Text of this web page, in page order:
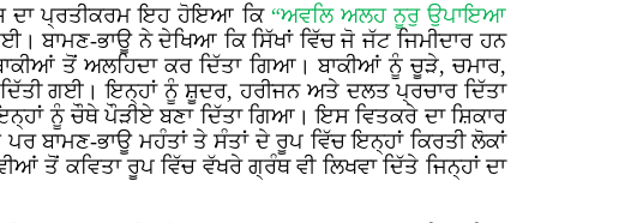
ਦਾ ਪ੍ਰਤੀਕਰਮ ਇਹ ਹੋਇਆ ਕਿ “ਅਵਲਿ ਅਲਹ ਨੂਰੁ ਉਪਾਇਆ
ਬਾਮਣ-ਭਾਊ ਨੇ ਦੇਖਿਆ ਕਿ ਸਿੱਖਾਂ ਵਿੱਚ ਜੋ ਜੱਟ ਜਿਮੀਦਾਰ ਹਨ
ਤੋਂ ਅਲਹਿਦਾ ਕਰ ਦਿੱਤਾ ਗਿਆ। ਬਾਕੀਆਂ ਨੂੰ ਚੂੜੇ, ਚਮਾਰ,
ਗਈ। ਇਨ੍ਹਾਂ ਨੂੰ ਸ਼ੂਦਰ, ਹਰੀਜਨ ਅਤੇ ਦਲਤ ਪ੍ਰਚਾਰ ਦਿੱਤਾ
ਨੂੰ ਚੌਥੇ ਪੌੜੀਏ ਬਣਾ ਦਿੱਤਾ ਗਿਆ। ਇਸ ਵਿਤਕਰੇ ਦਾ ਸ਼ਿਕਾਰ
ਭਾਊ ਮਹੰਤਾਂ ਤੇ ਸੰਤਾਂ ਦੇ ਰੂਪ ਵਿੱਚ ਇਨ੍ਹਾਂ ਕਿਰਤੀ ਲੋਕਾਂ
ਤੋਂ ਕਵਿਤਾ ਰੂਪ ਵਿੱਚ ਵੱਖਰੇ ਗ੍ਰੰਥ ਵੀ ਲਿਖਵਾ ਦਿੱਤੇ ਜਿਨ੍ਹਾਂ ਦਾ